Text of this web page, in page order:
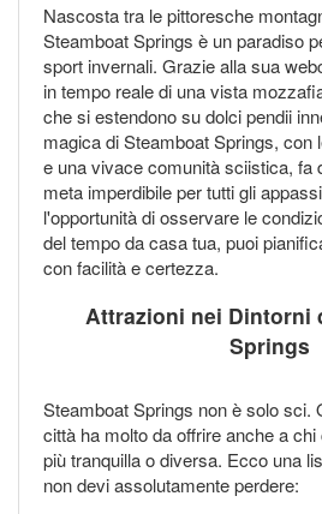
Nascosta tra le pittoresche
Steamboat Springs è un paradiso
sport invernali. Grazie alla sua
in tempo reale di una vista
che si estendono su dolci pendii
magica di Steamboat Springs, con
e una vivace comunità sciistica, fa
meta imperdibile per tutti gli
l'opportunità di osservare le
del tempo da casa tua, puoi
con facilità e certezza.
Attrazioni nei Dintorni
Springs
Steamboat Springs non è solo sci.
città ha molto da offrire anche a
più tranquilla o diversa. Ecco una
non devi assolutamente perdere: